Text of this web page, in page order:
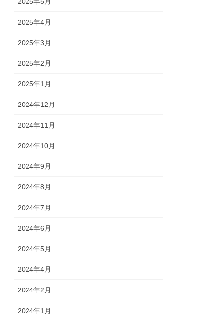
2025年4月
2025年3月
2025年2月
2025年1月
2024年12月
2024年11月
2024年10月
2024年9月
2024年8月
2024年7月
2024年6月
2024年5月
2024年4月
2024年2月
2024年1月